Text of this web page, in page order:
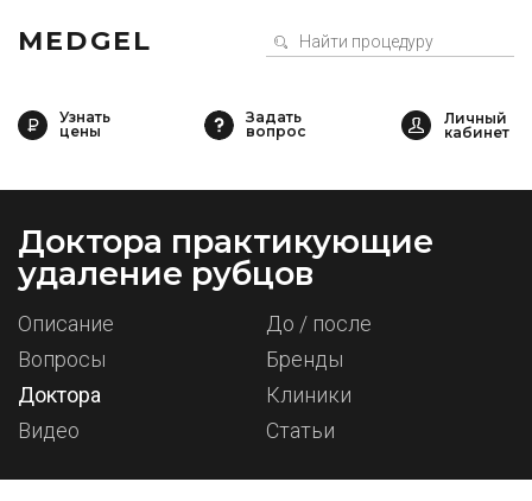
MEDGEL
Узнать
цены
Задать
вопрос
Доктора практикующие
удаление рубцов
Описание
До / после
Вопросы
Бренды
Доктора
Клиники
Видео
Статьи